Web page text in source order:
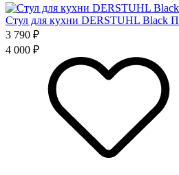
Стул для кухни DERSTUHL Black
3 790 ₽
4 000 ₽